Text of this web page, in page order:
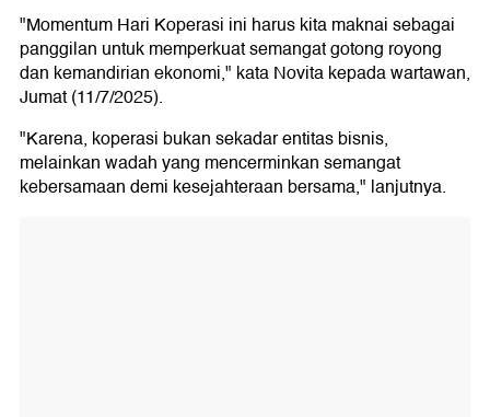
"Momentum Hari Koperasi ini harus kita maknai sebagai
panggilan untuk memperkuat semangat gotong royong
dan kemandirian ekonomi," kata Novita kepada wartawan,
Jumat (11/7/2025).
"Karena, koperasi bukan sekadar entitas bisnis,
melainkan wadah yang mencerminkan semangat
kebersamaan demi kesejahteraan bersama," lanjutnya.